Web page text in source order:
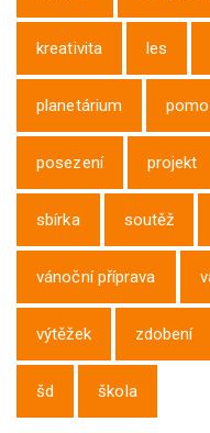
kreativita les
planetárium
posezení projekt
sbírka soutěž
vánoční příprava
výtěžek zdobení
šd škola